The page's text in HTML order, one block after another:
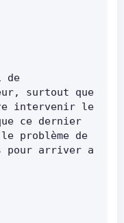
surtout que
intervenir le
ce dernier
problème de
pour arriver a